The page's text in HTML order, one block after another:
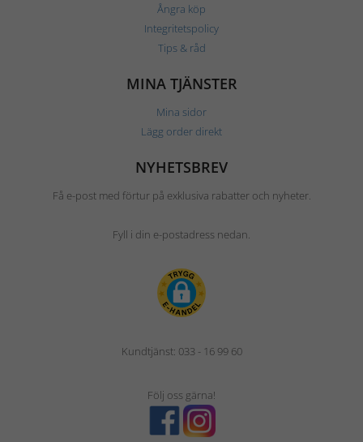
Ångra köp
Integritetspolicy
Tips & råd
MINA TJÄNSTER
Mina sidor
Lägg order direkt
NYHETSBREV
Få e-post med förtur på exklusiva rabatter och nyheter.
Fyll i din e-postadress nedan.
Kundtjänst: 033 - 16 99 60
Följ oss gärna!